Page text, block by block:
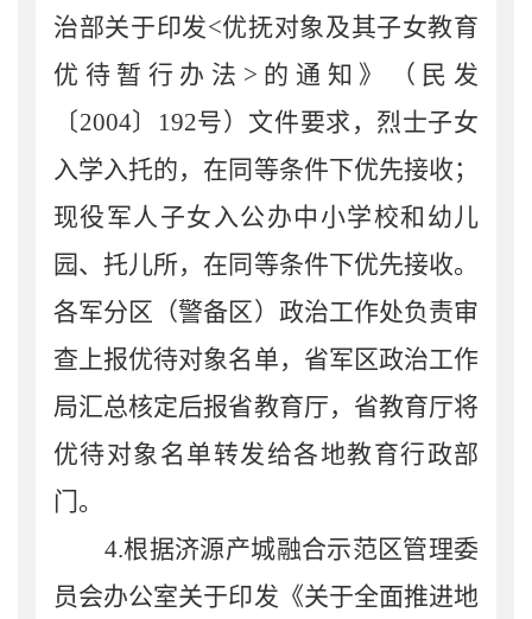
治部关于印发<优抚对象及其子女教育
优待暂行办法 > 的通知 》（民发
〔2004〕 192号）文件要求，烈士子女
入学入托的，在同等条件下优先接收；
现役军人子女入公办中小学校和幼儿
园、托儿所，在同等条件下优先接收。
各军分区（警备区）政治工作处负责审
查上报优待对象名单，省军区政治工作
局汇总核定后报省教育厅，省教育厅将
优待对象名单转发给各地教育行政部
门。
4.根据济源产城融合示范区管理委
员会办公室关于印发《关于全面推进地